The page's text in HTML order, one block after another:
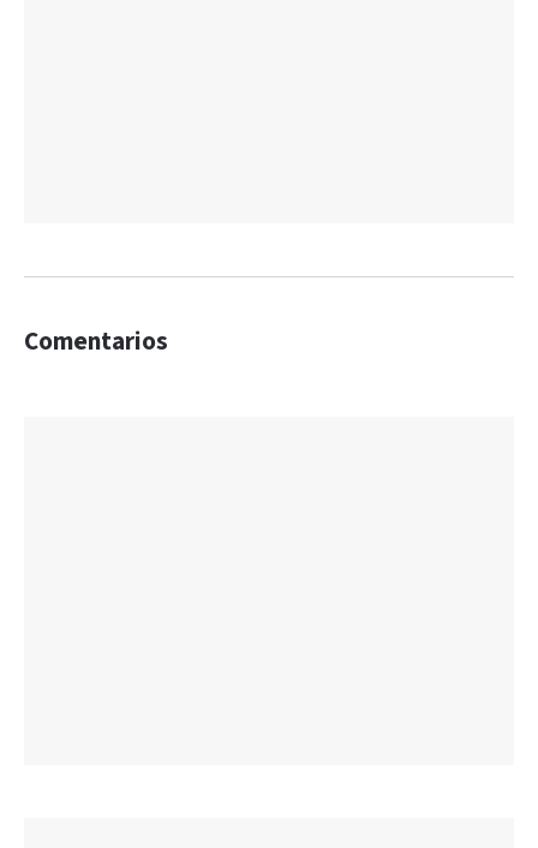
Comentarios